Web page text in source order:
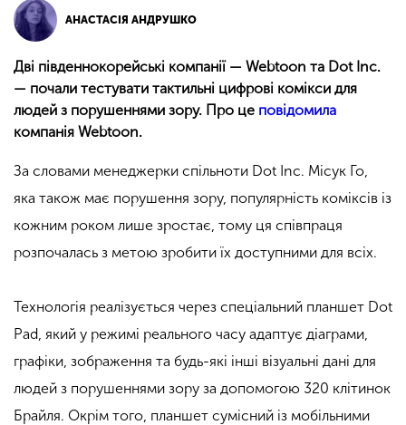
АНАСТАСІЯ АНДРУШКО
Дві південнокорейські компанії — Webtoon та Dot Inc.
— почали тестувати тактильні цифрові комікси для
людей з порушеннями зору. Про це повідомила
компанія Webtoon.
За словами менеджерки спільноти Dot Inc. Місук Го,
яка також має порушення зору, популярність коміксів із
кожним роком лише зростає, тому ця співпраця
розпочалась з метою зробити їх доступними для всіх.
Технологія реалізується через спеціальний планшет Dot
Pad, який у режимі реального часу адаптує діаграми,
графіки, зображення та будь-які інші візуальні дані для
людей з порушеннями зору за допомогою 320 клітинок
Брайля. Окрім того, планшет сумісний із мобільними